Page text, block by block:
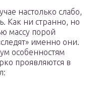
настолько слабо,
Как ни странно, но
массу порой
именно они.
особенностям
проявляются в